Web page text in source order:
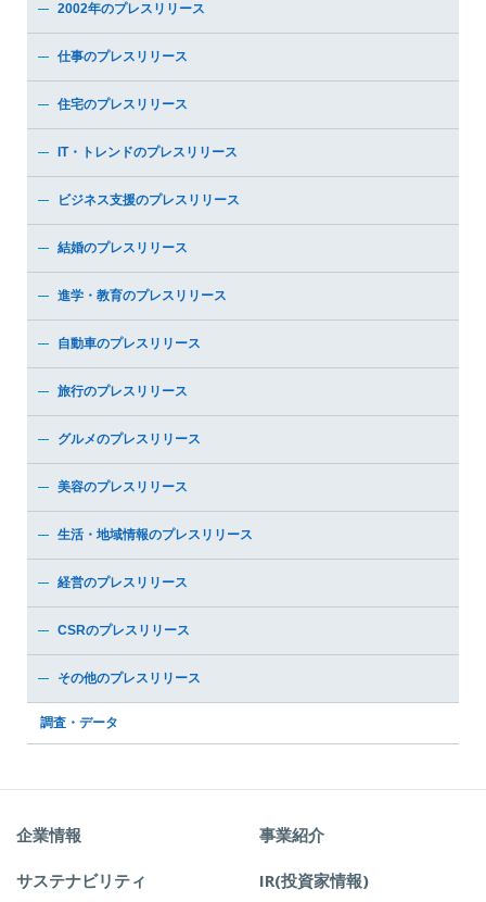
2002年のプレスリリース
仕事のプレスリリース
住宅のプレスリリース
IT・トレンドのプレスリリース
ビジネス支援のプレスリリース
結婚のプレスリリース
進学・教育のプレスリリース
自動車のプレスリリース
旅行のプレスリリース
グルメのプレスリリース
美容のプレスリリース
生活・地域情報のプレスリリース
経営のプレスリリース
CSRのプレスリリース
その他のプレスリリース
調査・データ
企業情報 事業紹介
サステナビリティ IR(投資家情報)